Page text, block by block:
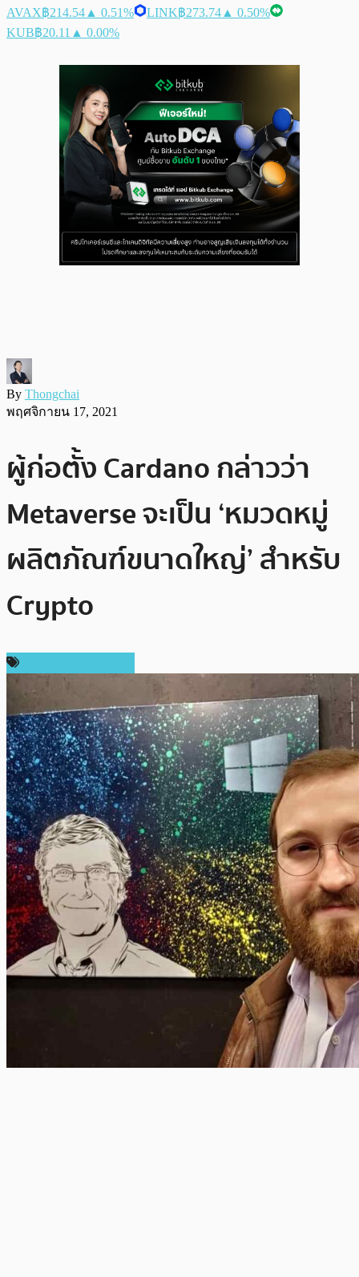
AVAX฿214.54 ▲ 0.51% LINK฿273.74 ▲ 0.50%
KUB฿20.11 ▲ 0.00%
By Thongchai
พฤศจิกายน 17, 2021
ผู้ก่อตั้ง Cardano กล่าวว่า
Metaverse จะเป็น ‘หมวดหมู่
ผลิตภัณฑ์ขนาดใหญ่’ สำหรับ
Crypto